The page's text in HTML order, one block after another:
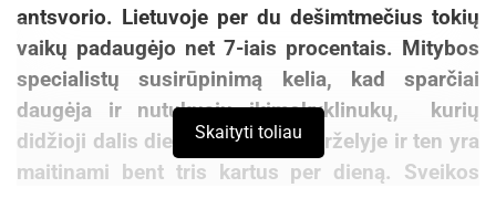
antsvorio. Lietuvoje per du dešimtmečius tokių
vaikų padaugėjo net 7-iais procentais. Mitybos
specialistų susirūpinimą kelia, kad sparčiai
daugėja ir nutukusių ikimokyklinukų, kurių
didžioji dalis dieną praleidžia darželyje ir ten yra
maitinami bent tris kartus per dieną. Sveikos
Skaityti toliau